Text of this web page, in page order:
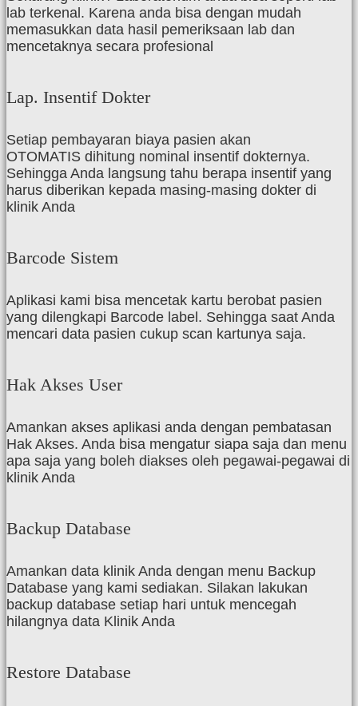
lab terkenal. Karena anda bisa dengan mudah
memasukkan data hasil pemeriksaan lab dan
mencetaknya secara profesional
Lap. Insentif Dokter
Setiap pembayaran biaya pasien akan
OTOMATIS dihitung nominal insentif dokternya.
Sehingga Anda langsung tahu berapa insentif yang
harus diberikan kepada masing-masing dokter di
klinik Anda
Barcode Sistem
Aplikasi kami bisa mencetak kartu berobat pasien
yang dilengkapi Barcode label. Sehingga saat Anda
mencari data pasien cukup scan kartunya saja.
Hak Akses User
Amankan akses aplikasi anda dengan pembatasan
Hak Akses. Anda bisa mengatur siapa saja dan menu
apa saja yang boleh diakses oleh pegawai-pegawai di
klinik Anda
Backup Database
Amankan data klinik Anda dengan menu Backup
Database yang kami sediakan. Silakan lakukan
backup database setiap hari untuk mencegah
hilangnya data Klinik Anda
Restore Database